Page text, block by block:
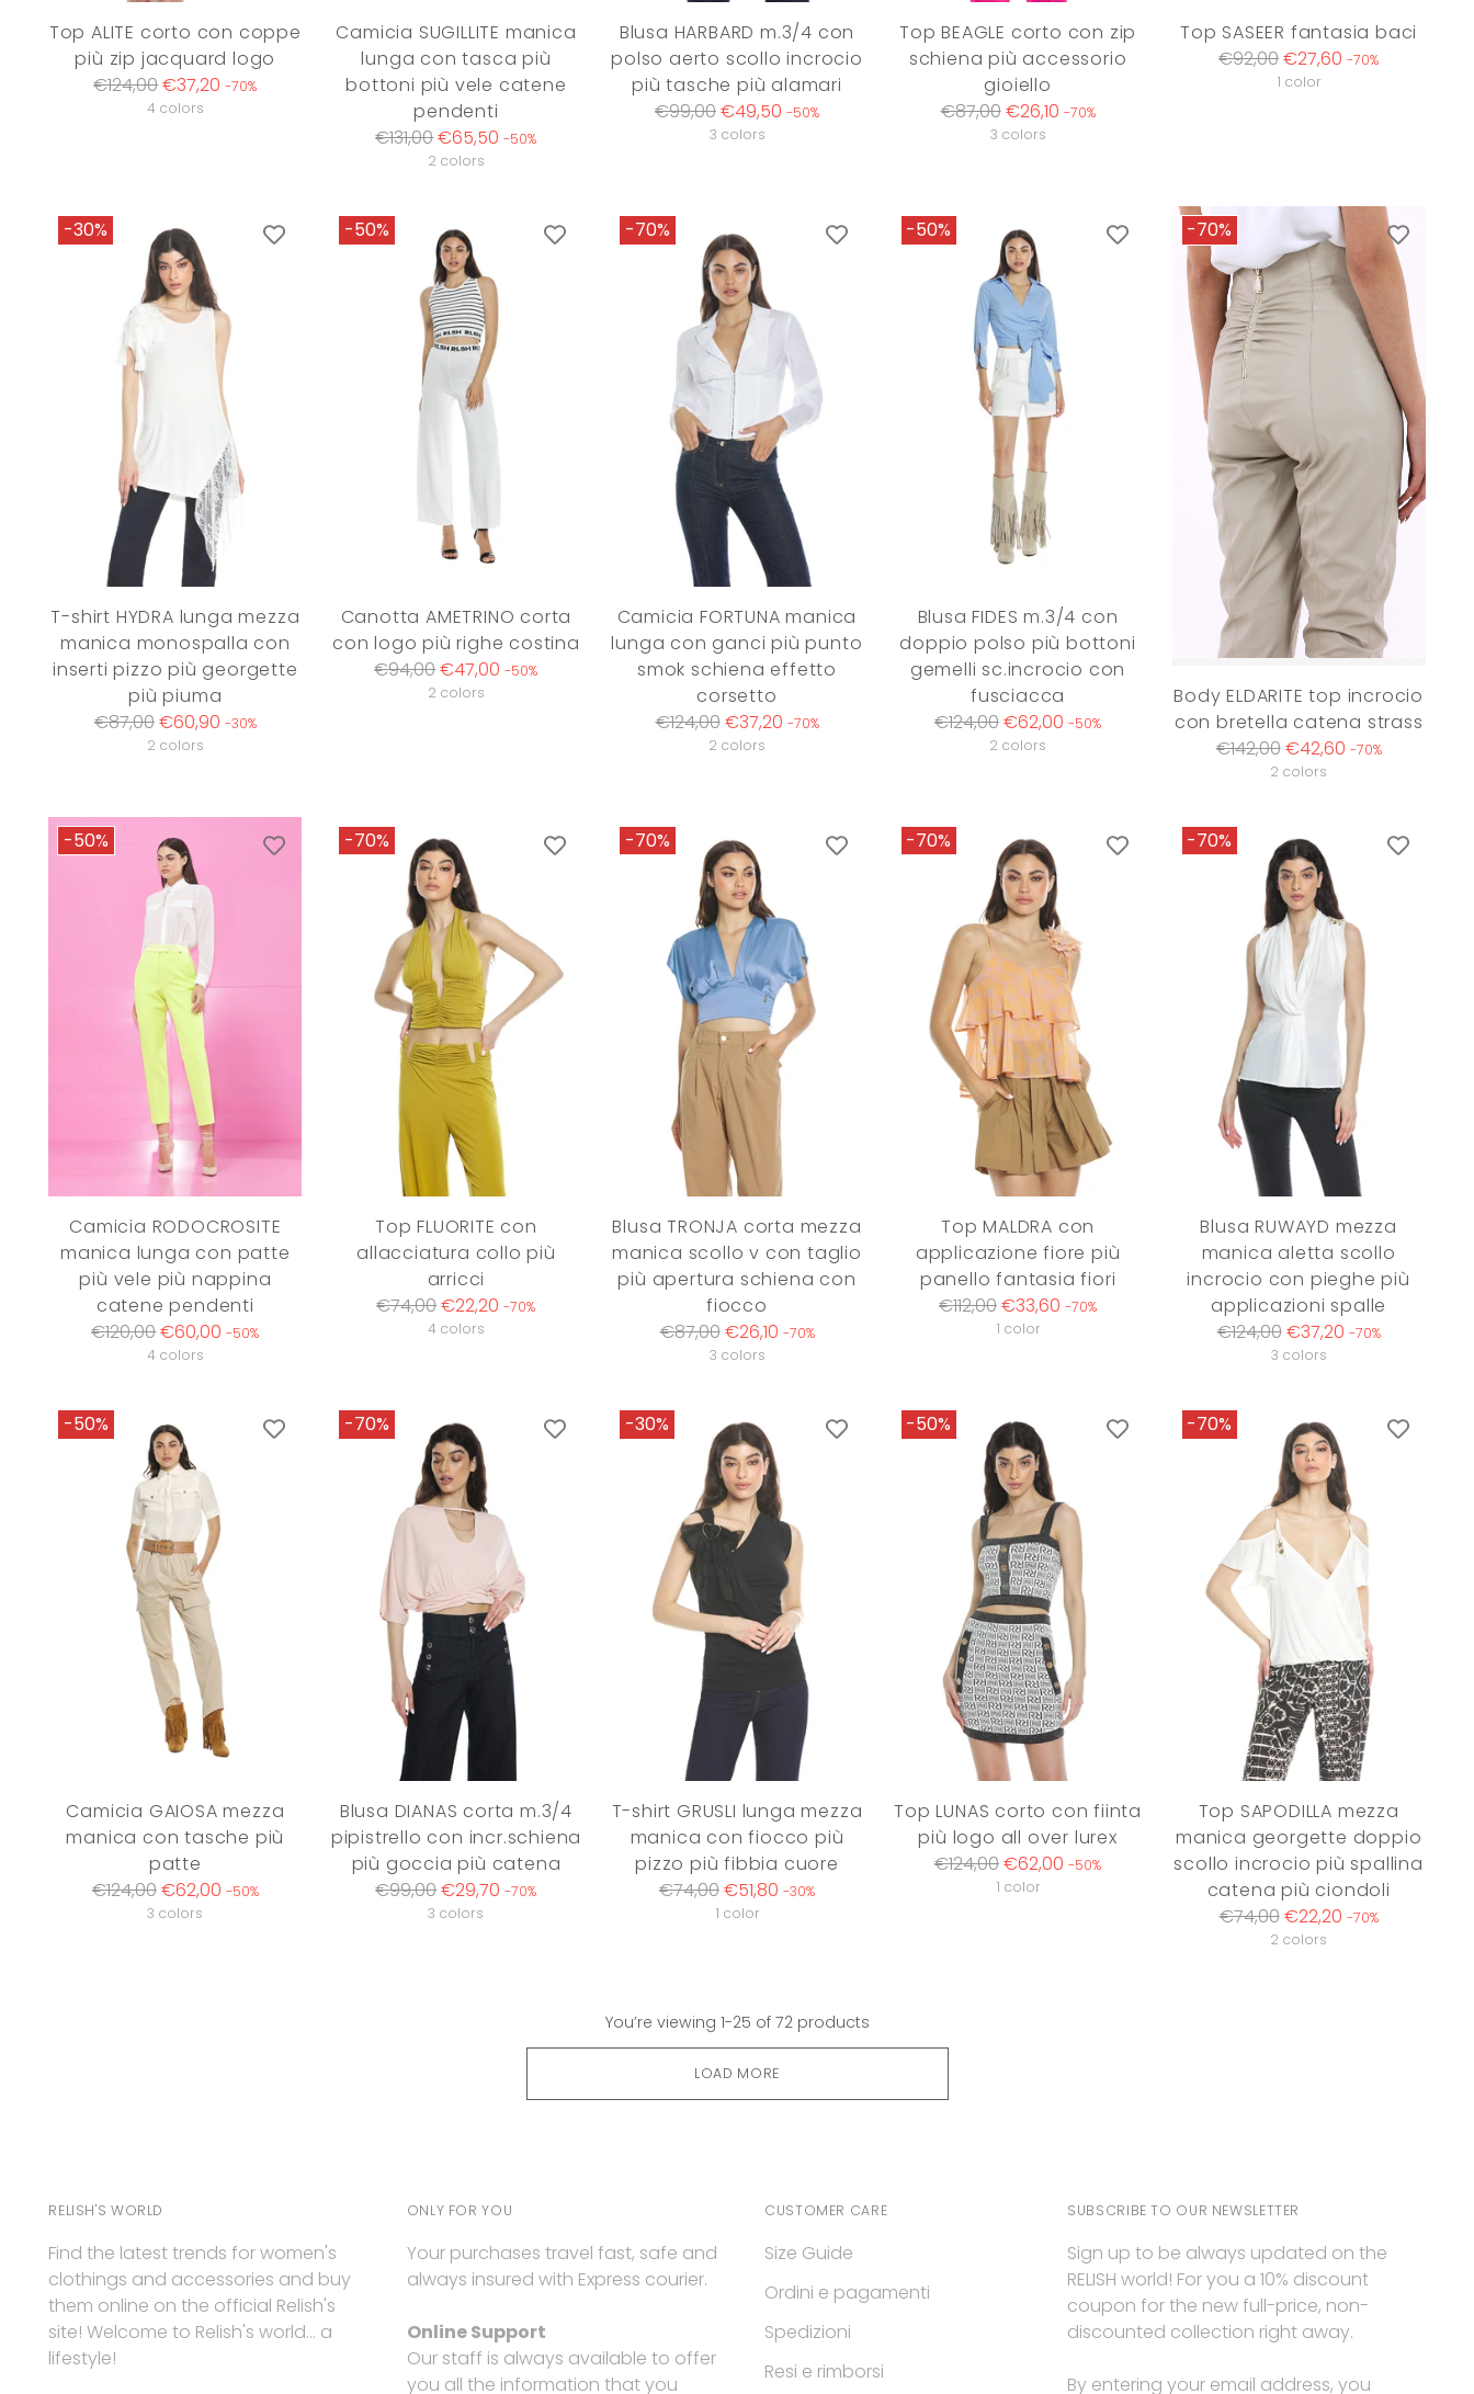
Top ALITE corto con coppe
più zip jacquard logo
Regular
€124,00€37,20 -70%
4 colors
Camicia SUGILLITE manica
lunga con tasca più
bottoni più vele catene
pendenti
Regular
€131,00€65,50 -50%
2 colors
Blusa HARBARD m.3/4 con
polso aerto scollo incrocio
più tasche più alamari
Regular
€99,00€49,50 -50%
3 colors
Top BEAGLE corto con zip
schiena più accessorio
gioiello
Regular
€87,00€26,10 -70%
3 colors
Top SASEER fantasia baci
Regular
€92,00€27,60 -70%
1 color
-30%
T-shirt HYDRA lunga mezza
manica monospalla con
inserti pizzo più georgette
più piuma
Regular
€87,00€60,90 -30%
2 colors
-50%
Canotta AMETRINO corta
con logo più righe costina
Regular
€94,00€47,00 -50%
2 colors
-70%
Camicia FORTUNA manica
lunga con ganci più punto
smok schiena effetto
corsetto
Regular
€124,00€37,20 -70%
2 colors
-50%
Blusa FIDES m.3/4 con
doppio polso più bottoni
gemelli sc.incrocio con
fusciacca
Regular
€124,00€62,00 -50%
2 colors
-70%
Body ELDARITE top incrocio
con bretella catena strass
Regular
€142,00€42,60 -70%
2 colors
-50%
Camicia RODOCROSITE
manica lunga con patte
più vele più nappina
catene pendenti
Regular
€120,00€60,00 -50%
4 colors
-70%
Top FLUORITE con
allacciatura collo più
arricci
Regular
€74,00€22,20 -70%
4 colors
-70%
Blusa TRONJA corta mezza
manica scollo v con taglio
più apertura schiena con
fiocco
Regular
€87,00€26,10 -70%
3 colors
-70%
Top MALDRA con
applicazione fiore più
panello fantasia fiori
Regular
€112,00€33,60 -70%
1 color
-70%
Blusa RUWAYD mezza
manica aletta scollo
incrocio con pieghe più
applicazioni spalle
Regular
€124,00€37,20 -70%
3 colors
-50%
Camicia GAIOSA mezza
manica con tasche più
patte
Regular
€124,00€62,00 -50%
3 colors
-70%
Blusa DIANAS corta m.3/4
pipistrello con incr.schiena
più goccia più catena
Regular
€99,00€29,70 -70%
3 colors
-30%
T-shirt GRUSLI lunga mezza
manica con fiocco più
pizzo più fibbia cuore
Regular
€74,00€51,80 -30%
1 color
-50%
Top LUNAS corto con fiinta
più logo all over lurex
Regular
€124,00€62,00 -50%
1 color
-70%
Top SAPODILLA mezza
manica georgette doppio
scollo incrocio più spallina
catena più ciondoli
Regular
€74,00€22,20 -70%
2 colors
You’re viewing 1-25 of 72 products
LOAD MORE
RELISH'S WORLD
Find the latest trends for women's
clothings and accessories and buy
them online on the official Relish's
site! Welcome to Relish's world... a
lifestyle!
ONLY FOR YOU
Your purchases travel fast, safe and
always insured with Express courier.
Online Support
Our staff is always available to offer
you all the information that you
CUSTOMER CARE
Size Guide
Ordini e pagamenti
Spedizioni
Resi e rimborsi
SUBSCRIBE TO OUR NEWSLETTER
Sign up to be always updated on the
RELISH world! For you a 10% discount
coupon for the new full-price, non-
discounted collection right away.
By entering your email address, you